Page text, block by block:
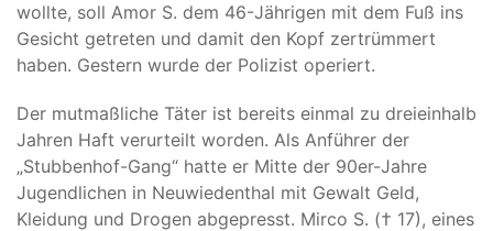
wollte, soll Amor S. dem 46-Jährigen mit dem Fuß ins
Gesicht getreten und damit den Kopf zertrümmert
haben. Gestern wurde der Polizist operiert.
Der mutmaßliche Täter ist bereits einmal zu dreieinhalb
Jahren Haft verurteilt worden. Als Anführer der
„Stubbenhof-Gang“ hatte er Mitte der 90er-Jahre
Jugendlichen in Neuwiedenthal mit Gewalt Geld,
Kleidung und Drogen abgepresst. Mirco S. († 17), eines